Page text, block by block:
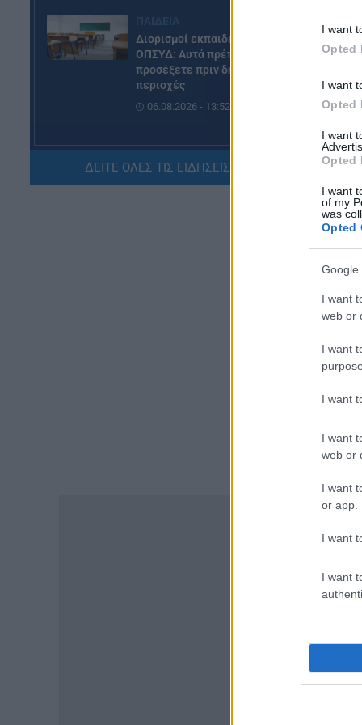
I want
Opted
I want
Opted
I want
Opted
I want
of my
was
Opted
Google
I want
web or
I want
I want
I want
web or
I want
or app.
I want
I want
Διορισμοί εκπαιδευτικών –
ΟΠΣΥΔ: Αυτά πρέπει να
προσέξετε πριν δηλώσετε
περιοχές
06.08.2026 - 13:52
ΕΙΔΗΣΕΙΣ
Φωτοβολταϊκά στο μπαλκόνι:
ΔΕΙΤΕ ΟΛΕΣ ΤΙΣ ΕΙΔΗΣΕΙΣ ΕΔΩ »
Η